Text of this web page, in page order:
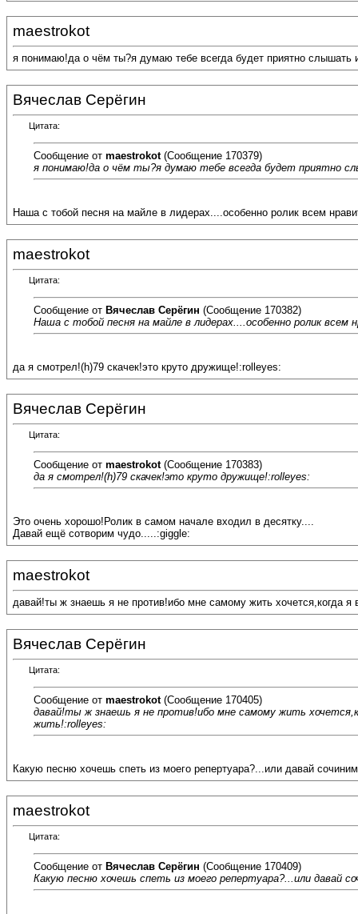
maestrokot
я понимаю!да о чём ты?я думаю тебе всегда будет приятно слышать
Вячеслав Серёгин
Цитата:
Сообщение от maestrokot(Сообщение 170379)
я понимаю!да о чём ты?я думаю тебе всегда будет приятно
Наша с тобой песня на майле в лидерах....особенно ролик всем
maestrokot
Цитата:
Сообщение от Вячеслав Серёгин (Сообщение 170382)
Наша с тобой песня на майле в лидерах....особенно ролик всем
да я смотрел!(h)79 скачек!это круто дружище!:rolleyes:
Вячеслав Серёгин
Цитата:
Сообщение от maestrokot(Сообщение 170383)
да я смотрел!(h)79 скачек!это круто дружище!:rolleyes:
Это очень хорошо!Ролик в самом начале входил в десятку....
Давай ещё сотворим чудо.....:giggle:
maestrokot
давай!ты ж знаешь я не против!ибо мне самому жить хочется,когда
Вячеслав Серёгин
Цитата:
Сообщение от maestrokot(Сообщение 170405)
давай!ты ж знаешь я не против!ибо мне самому жить
жить!:rolleyes:
Какую песню хочешь спеть из моего репертуара?...или давай
maestrokot
Цитата:
Сообщение от Вячеслав Серёгин (Сообщение 170409)
Какую песню хочешь спеть из моего репертуара?...или давай